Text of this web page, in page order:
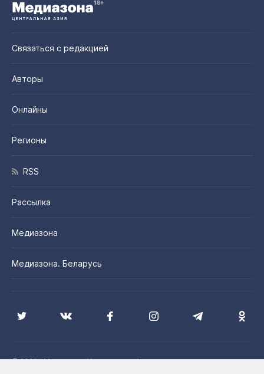
Связаться с редакцией
Авторы
Онлайны
Регионы
RSS
Рассылка
Медиазона
Медиазона. Беларусь
© 2026 «Медиазона Центральная Азия»